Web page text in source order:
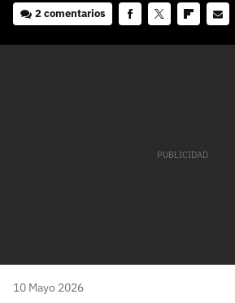
2 comentarios
10 Mayo 2026